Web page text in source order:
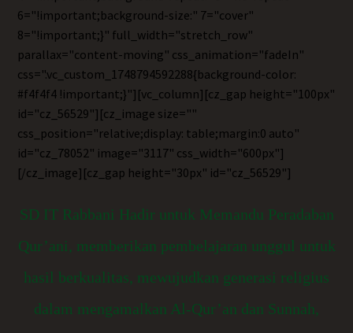
6="!important;background-size:" 7="cover"
8="!important;}" full_width="stretch_row"
parallax="content-moving" css_animation="fadeIn"
css=".vc_custom_1748794592288{background-color:
#f4f4f4 !important;}"][vc_column][cz_gap height="100px"
id="cz_56529"][cz_image size=""
css_position="relative;display: table;margin:0 auto"
id="cz_78052" image="3117" css_width="600px"]
[/cz_image][cz_gap height="30px" id="cz_56529"]
SD IT Rabbani Hadir untuk Memandu Peradaban
Qur’ani, memberikan pembelajaran unggul untuk
hasil berkualitas, mewujudkan generasi religius
dalam mengamalkan Al-Qur’an dan Sunnah,